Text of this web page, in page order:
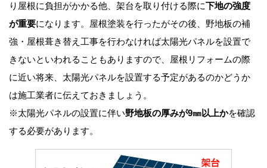
り屋根に負担がかかる他、架台を取り付ける際に下地の強度
が重要になります。屋根塗装を行ったがその後、野地板の補
強・屋根葺き替え工事を行わなければ太陽光パネルを設置で
きないといわれることもありますので、屋根リフォームの際
に近い将来、太陽光パネルを設置する予定があるのかどうか
は施工業者に伝えておきましょう。
※太陽光パネルの設置に伴い野地板の厚みが9㎜以上かを確認
する必要があります。